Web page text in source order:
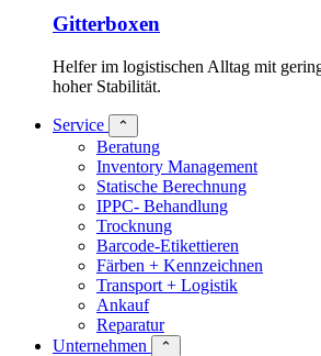
Gitterboxen
Helfer im logistischen Alltag mit
hoher Stabilität.
Service ⌃
Beratung
Inventory Management
Statische Berechnung
IPPC- Behandlung
Trocknung
Barcode-Etikettieren
Färben + Kennzeichnen
Transport + Logistik
Ankauf
Reparatur
Unternehmen
⌃